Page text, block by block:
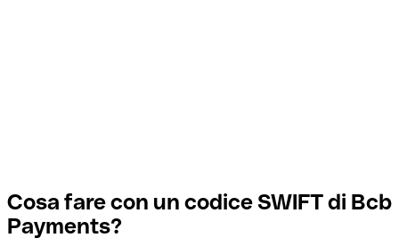
Cosa fare con un codice SWIFT di Bcb
Payments?